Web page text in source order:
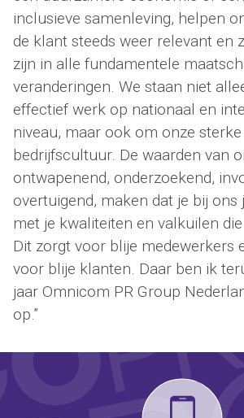
inclusieve samenleving, helpen
de klant steeds weer relevant en
zijn in alle fundamentele
veranderingen. We staan niet
effectief werk op nationaal en
niveau, maar ook om onze sterke
bedrijfscultuur. De waarden van
ontwapenend, onderzoekend,
overtuigend, maken dat je bij ons
met je kwaliteiten en valkuilen
Dit zorgt voor blije medewerkers
voor blije klanten. Daar ben ik
jaar Omnicom PR Group
op.”